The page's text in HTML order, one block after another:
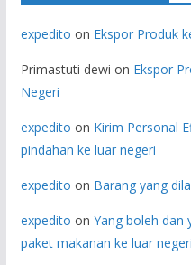
expedito on Ekspor Produk
Primastuti dewi on Ekspor
Negeri
expedito on Kirim Personal
pindahan ke luar negeri
expedito on Barang yang
expedito on Yang boleh dan
paket makanan ke luar negeri